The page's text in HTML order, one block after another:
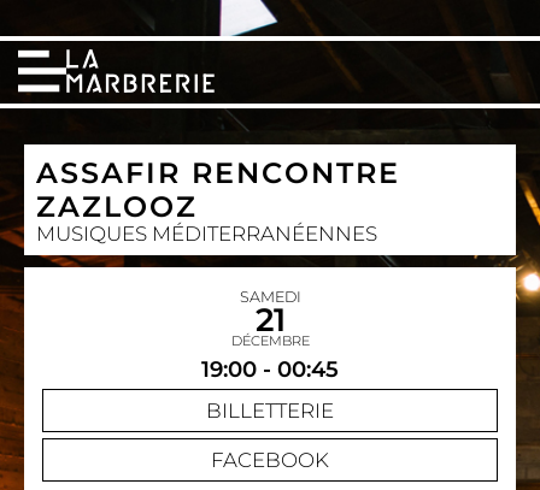
ASSAFIR RENCONTRE
ZAZLOOZ
MUSIQUES MÉDITERRANÉENNES
SAMEDI
21
DÉCEMBRE
19:00 - 00:45
BILLETTERIE
FACEBOOK